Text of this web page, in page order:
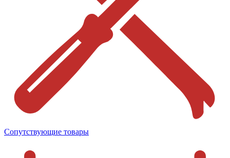
Сопутствующие товары